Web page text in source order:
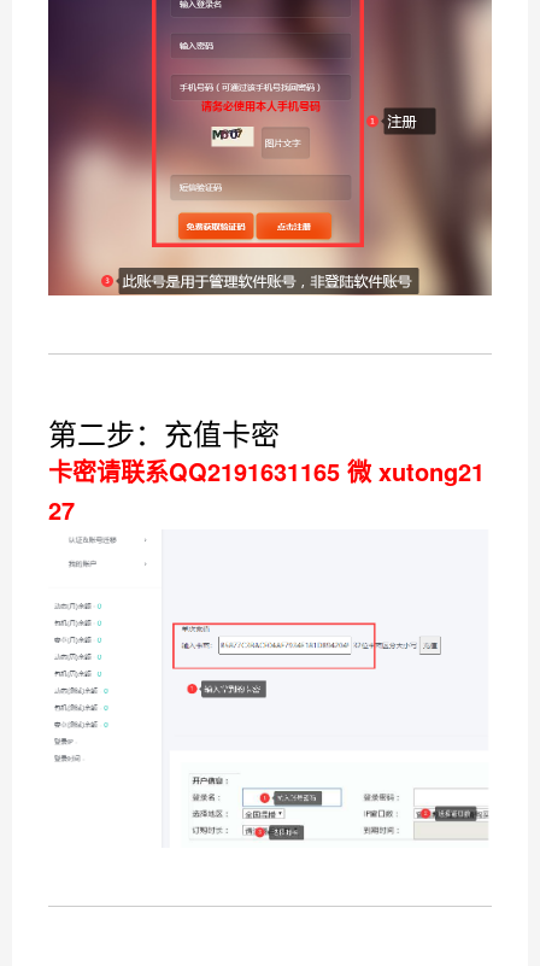
第二步：充值卡密
卡密请联系QQ2191631165 微 xutong21
27